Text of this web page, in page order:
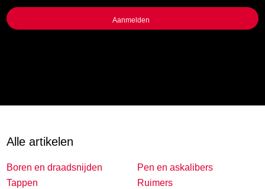
Alle artikelen
Boren en draadsnijden
Tappen
Pen en askalibers
Ruimers